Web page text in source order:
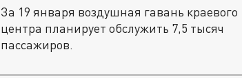
За 19 января воздушная гавань краевого
центра планирует обслужить 7,5 тысяч
пассажиров.